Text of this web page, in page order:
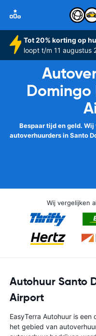
Tot 20% korting op
loopt t/m 11 augustus
Domingo
Bespaar tijd en geld.
autoverhuurders in Santo
Wij vergelijken
Autohuur Santo
Airport
EasyTerra Autohuur is
het gebied van